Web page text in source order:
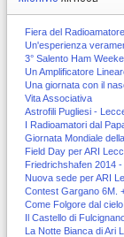
Fiera del
Un'esperienza
3° Salento Ham
Un Amplificatore
Una giornata con il
Vita Associativa
Astrofili Pugliesi -
I Radioamatori dal
Giornata Mondiale
Field Day per ARI
Friedrichshafen 2014
Nuova sede per ARI
Contest Gargano 6M.
Come Folgore dal cielo
Il Castello di
La Notte Bianca di Ari